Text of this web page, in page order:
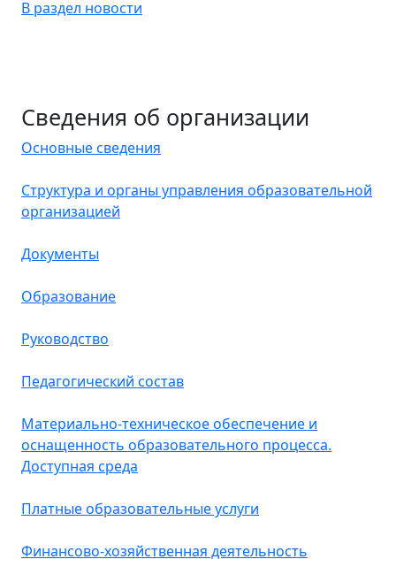
В раздел новости
Сведения об организации
Основные сведения
Структура и органы управления образовательной
организацией
Документы
Образование
Руководство
Педагогический состав
Материально-техническое обеспечение и
оснащенность образовательного процесса.
Доступная среда
Платные образовательные услуги
Финансово-хозяйственная деятельность